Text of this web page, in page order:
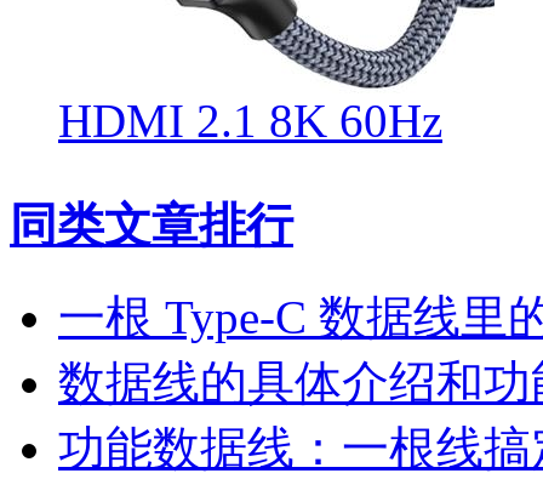
HDMI 2.1 8K 60Hz
同类文章排行
一根 Type-C 数据线里
数据线的具体介绍和功
功能数据线：一根线